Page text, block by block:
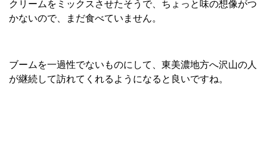
クリームをミックスさせたそうで、ちょっと味の想像がつ
かないので、まだ食べていません。
ブームを一過性でないものにして、東美濃地方へ沢山の人
が継続して訪れてくれるようになると良いですね。